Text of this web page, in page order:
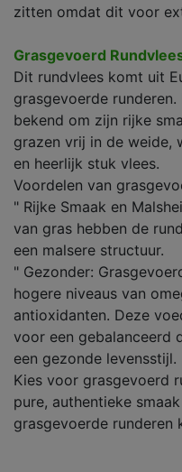
zitten omdat dit voor
Grasgevoerd
Dit rundvlees komt uit
grasgevoerde
bekend om zijn rijke
grazen vrij in de weide,
en heerlijk stuk vlees.
Voordelen van
" Rijke Smaak en
van gras hebben de
een malsere structuur.
" Gezonder:
hogere niveaus van
antioxidanten. Deze
voor een gebalanceerd
een gezonde levensstijl.
Kies voor grasgevoerd
pure, authentieke
grasgevoerde runderen